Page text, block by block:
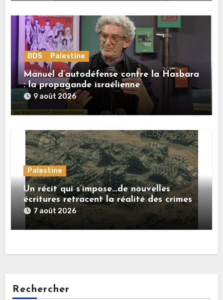
BDS Palestine
Manuel d’autodéfense contre la Hasbara
: la propagande israélienne
9 août 2026
Palestine
Un récit qui s’impose…de nouvelles
écritures retracent la réalité des crimes
sionistes à Gaza
7 août 2026
Rechercher